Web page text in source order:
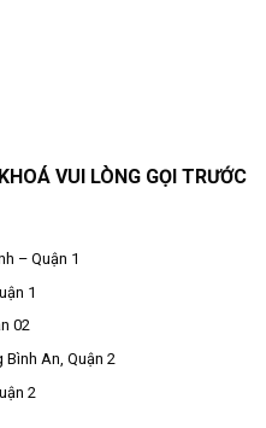
VUI LÒNG GỌI TRƯỚC
– Quận 1
1
02
An, Quận 2
2